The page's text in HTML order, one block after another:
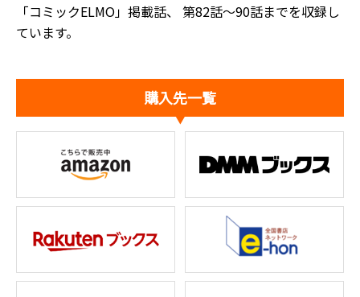
「コミックELMO」掲載話、 第82話～90話までを収録し
ています。
購入先一覧